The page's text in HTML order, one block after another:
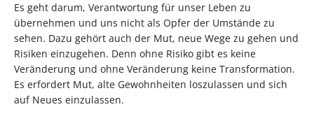
Es geht darum, Verantwortung für unser Leben zu
übernehmen und uns nicht als Opfer der Umstände zu
sehen. Dazu gehört auch der Mut, neue Wege zu gehen und
Risiken einzugehen. Denn ohne Risiko gibt es keine
Veränderung und ohne Veränderung keine Transformation.
Es erfordert Mut, alte Gewohnheiten loszulassen und sich
auf Neues einzulassen.